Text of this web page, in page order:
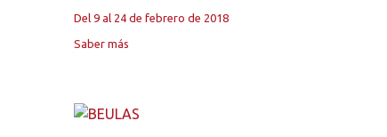
Del 9 al 24 de febrero de 2018
Saber más